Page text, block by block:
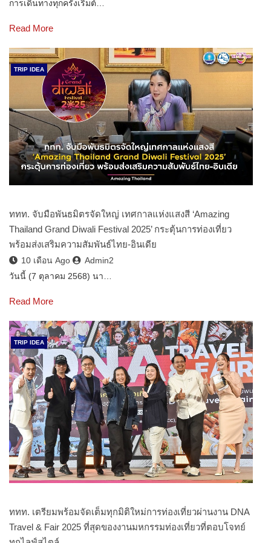
การเดินทางทุกครั้งเริ่มต้…
Read More
TRIP IDEA
ททท. จับมือพันธมิตรจัดใหญ่ เทศกาลแห่งแสงสี ‘Amazing
Thailand Grand Diwali Festival 2025’ กระตุ้นการท่องเที่ยว
พร้อมส่งเสริมความสัมพันธ์ไทย-อินเดีย
10 เดือน Ago
Admin2
วันนี้ (7 ตุลาคม 2568) นา…
Read More
TRIP IDEA
ททท. เตรียมพร้อมจัดเต็มทุกมิติใหม่การท่องเที่ยวผ่านงาน DNA
Travel & Fair 2025 ที่สุดของงานมหกรรมท่องเที่ยวที่ตอบโจทย์